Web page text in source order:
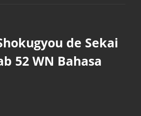
de Sekai
52 WN Bahasa